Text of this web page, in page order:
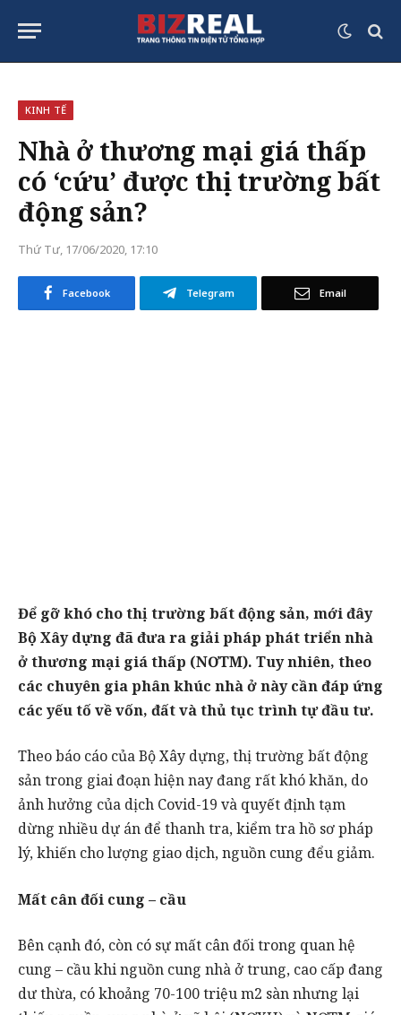
KINH TẾ
Nhà ở thương mại giá thấp
có ‘cứu’ được thị trường bất
động sản?
Thứ Tư, 17/06/2020, 17:10
Facebook Telegram Email
Để gỡ khó cho thị trường bất động sản, mới đây
Bộ Xây dựng đã đưa ra giải pháp phát triển nhà
ở thương mại giá thấp (NƠTM). Tuy nhiên, theo
các chuyên gia phân khúc nhà ở này cần đáp ứng
các yếu tố về vốn, đất và thủ tục trình tự đầu tư.
Theo báo cáo của Bộ Xây dựng, thị trường bất động
sản trong giai đoạn hiện nay đang rất khó khăn, do
ảnh hưởng của dịch Covid-19 và quyết định tạm
dừng nhiều dự án để thanh tra, kiểm tra hồ sơ pháp
lý, khiến cho lượng giao dịch, nguồn cung đểu giảm.
Mất cân đối cung – cầu
Bên cạnh đó, còn có sự mất cân đối trong quan hệ
cung – cầu khi nguồn cung nhà ở trung, cao cấp đang
dư thừa, có khoảng 70-100 triệu m2 sàn nhưng lại